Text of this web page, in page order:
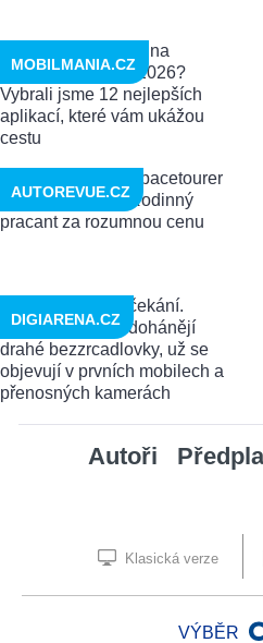
MOBILMANIA.CZ
AUTOREVUE.CZ
DIGIARENA.CZ
Autoři
Klasická verze
VÝBĚR